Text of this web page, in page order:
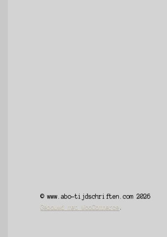
© www.abo-tijdschriften.com 2026
Gebouwd met WooCommerce